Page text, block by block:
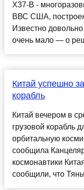
X37-B -
ВВС США,
Известно
очень мало — о
Китай успешно
корабль
Китай вечером в
грузовой корабль
орбитальную
сообщила
космонавтики
сообщили, что